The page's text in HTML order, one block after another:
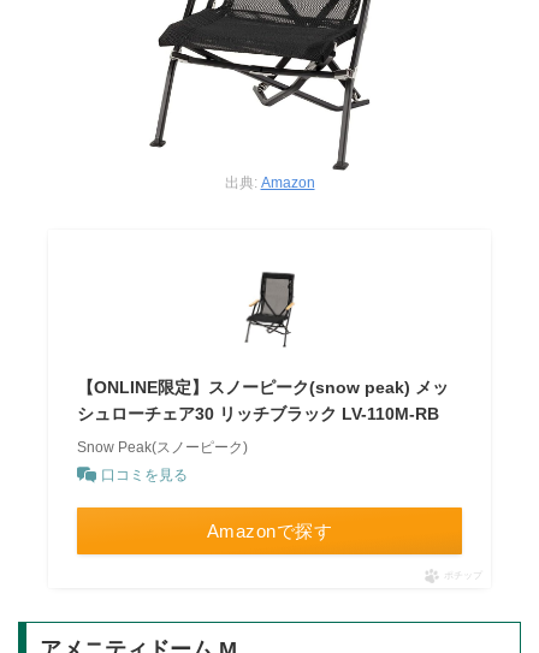
出典: Amazon
【ONLINE限定】スノーピーク(snow peak) メッ
シュローチェア30 リッチブラック LV-110M-RB
Snow Peak(スノーピーク)
口コミを見る
Amazonで探す
ポチップ